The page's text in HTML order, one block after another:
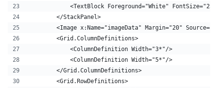
<TextBlock Foreground="White"
        </StackPanel>
<Image x:Name="imageData" Margin="20"
        <Grid.ColumnDefinitions>
            <ColumnDefinition Width="3*"/>
            <ColumnDefinition Width="5*"/>
        </Grid.ColumnDefinitions>
        <Grid.RowDefinitions>